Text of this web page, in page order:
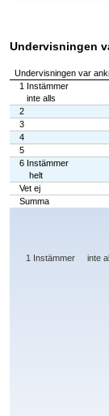
Undervisningen
Undervisningen var
1 Instämmer
inte alls
2
3
4
5
6 Instämmer
helt
Vet ej
Summa
Chart
The chart has 1 X axis
The chart has 1 Y axis
1 Instämmer inte